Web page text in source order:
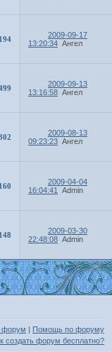
194
2009-09-17
13:20:34 Ангел
2009-09-13
13:16:58 Ангел
2009-08-13
09:23:23 Ангел
160
2009-04-04
16:04:41
Admin
148
2009-03-30
22:48:08 Admin
форум Помощь по форуму